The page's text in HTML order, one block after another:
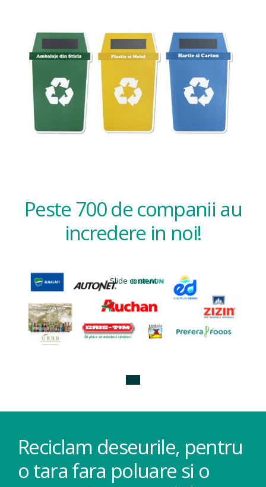
Peste 700 de companii au
incredere in noi!
Slide content
Reciclam deseurile, pentru
o tara fara poluare si o